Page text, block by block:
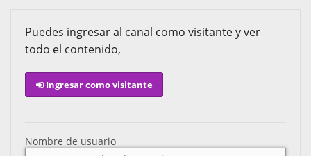
Puedes ingresar al canal como visitante y ver
todo el contenido,
Ingresar como visitante
Nombre de usuario